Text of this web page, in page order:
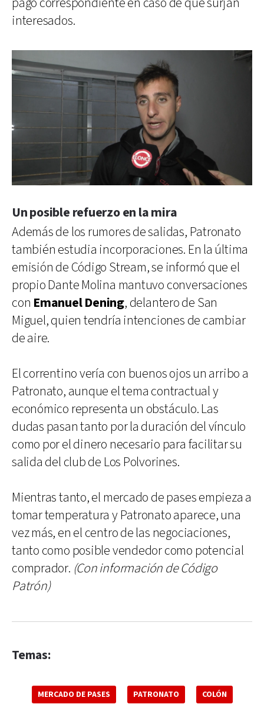
interesados.
Un posible refuerzo en la mira
Además de los rumores de salidas, Patronato
también estudia incorporaciones. En la última
emisión de Código Stream, se informó que el
propio Dante Molina mantuvo conversaciones
con Emanuel Dening, delantero de San
Miguel, quien tendría intenciones de cambiar
de aire.
El correntino vería con buenos ojos un arribo a
Patronato, aunque el tema contractual y
económico representa un obstáculo. Las
dudas pasan tanto por la duración del vínculo
como por el dinero necesario para facilitar su
salida del club de Los Polvorines.
Mientras tanto, el mercado de pases empieza a
tomar temperatura y Patronato aparece, una
vez más, en el centro de las negociaciones,
tanto como posible vendedor como potencial
comprador. (Con información de Código
Patrón)
Temas:
MERCADO DE PASES PATRONATO COLÓN